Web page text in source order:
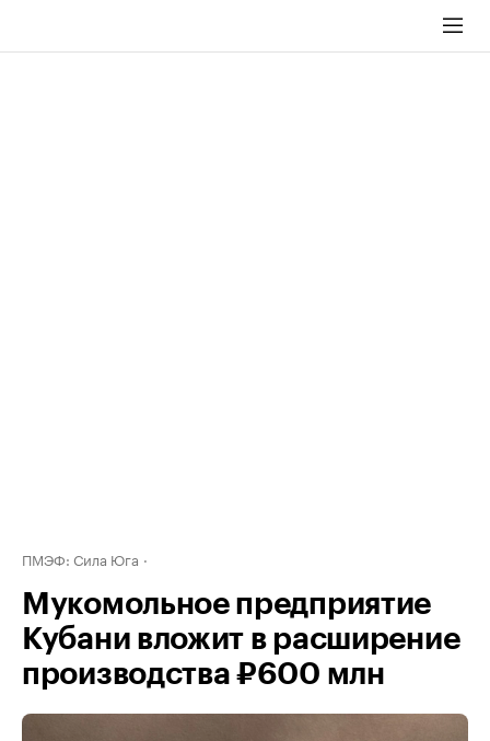
ПМЭФ: Сила Юга
Мукомольное предприятие
Кубани вложит в расширение
производства ₽600 млн